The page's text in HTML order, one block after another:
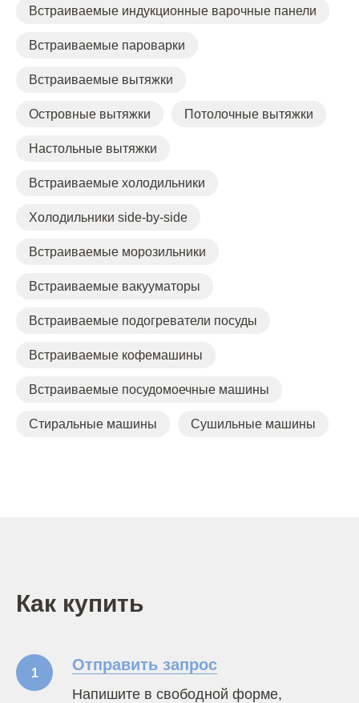
Встраиваемые индукционные варочные панели
Встраиваемые пароварки
Встраиваемые вытяжки
Островные вытяжки Потолочные вытяжки
Настольные вытяжки
Встраиваемые холодильники
Холодильники side-by-side
Встраиваемые морозильники
Встраиваемые вакууматоры
Встраиваемые подогреватели посуды
Встраиваемые кофемашины
Встраиваемые посудомоечные машины
Стиральные машины Сушильные машины
Как купить
1 Отправить запрос
Напишите в свободной форме,